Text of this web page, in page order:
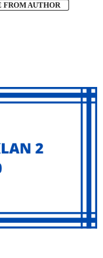
FROM AUTHOR